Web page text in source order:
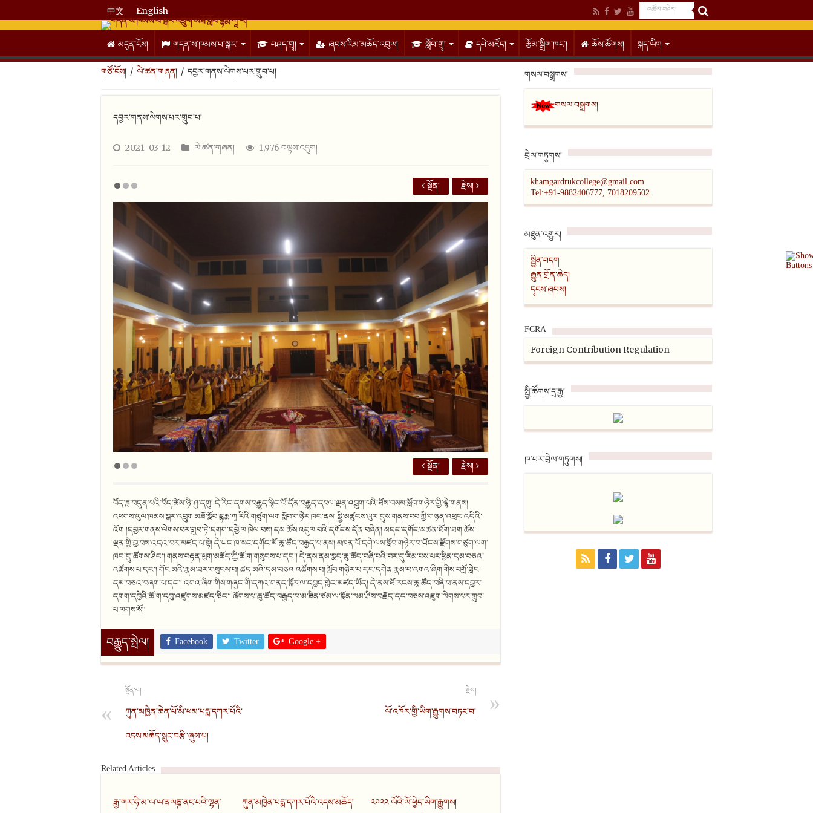
中文 English
མདུན་ངོས། གདན་ས་ཁམས་པ་སྒར། བཤད་གྲྭ། ཞབས་རིམ་མཆོད་འབུལ། སློབ་གྲྭ། དཔེ་མཛོད། རྩོམ་སྒྲིག་ཁང་། ཆོས་ཚོགས། སྐད་ཡིག
གཙོ་ངོས། / ལེ་ཚན་གཞན། / དབྱར་གནས་ལེགས་པར་གྲུབ་པ།
དབྱར་གནས་ལེགས་པར་གྲུབ་པ།
2021-03-12 ལེ་ཚན་གཞན། 1,976 བལྟས་འདུག།
རྗེས།
སྔོན།
རྗེས།
སྔོན།
བོད་ཟླ་བདུན་པའི་བོད་ཚེས་ཉི་ཤུ་དགུ། དེ་རིང་དྭགས་བརྒྱུད་སྙིང་པོ་དོན་བརྒྱུད་དཔལ་ལྡན་འབྲུག་པའི་ཐོས་བསམ་སློབ་གཉེར་གྱི་ལྟེ་གནས།
འཕགས་ཡུལ་ཁམས་སྒར་འབྲུག་མཐོ་སློབ་དྷརྨ་ཀཱ་རིའི་གཙུག་ལག་སློབ་གཉེེར་ཁང་ནས། སྤྱི་མཚུངས་ཡུལ་དུས་གནས་བབ་ཀྱི་གཉན་འཕྲང་འདིའི་
འོག །དབྱར་གནས་ལེགས་པར་གྲུབ་ཏེ་དགག་དབྱེ་ལ་ཁེལ་བས། དམ་ཆོས་འདུལ་བའི་དགོངས་དོན་བཞིན། མདང་དགོང་མཚན་ཐོག་ཐག་ཆོས་
ལྡན་གྱི་བྱ་བས་འདའ་བར་མཛད་པ་སྟེ། དེ་ཡང་ཁ་སང་དགོང་མོ་ཆུ་ཚོད་བརྒྱད་པ་ནས། མཁན་པོ་དགེ་ལས་སློབ་གཉེར་བ་ཡོངས་རྫོགས་གཙུག་ལག་
ཁང་དུ་ཚོགས་ཤིང་། གནས་བརྟན་ཕྱག་མཆོད་ཀྱི་ཆོ་ག་གསུངས་པ་དང་། དེ་ནས་ནམ་སྨད་ཆུ་ཚོད་བཞི་པའི་བར་དུ་རིམ་པས་ཕར་ཕྱིན་དམ་བཅའ་
འཚོགས་པ་དང་། གོང་མའི་རྣམ་ཐར་གསུངས་པ། ཚད་མའི་དམ་བཅའ་འཚོགས་པ། སློབ་གཉེར་པ་དང་དགེན་རྣམ་པ་འགའ་ཞིག་གིས་བགྲོ་གླེང་
དམ་བཅའ་བཞག་པ་དང་། འགའ་ཞིག་གིས་གཞུང་གི་དཀའ་གནད་སྐོར་ལ་དཔྱད་གླེང་མཛད་ཡོད། དེ་ནས་ཐོ་རངས་ཆུ་ཚོད་བཞི་པ་ནས་དབྱར་
དགག་དབྱེའི་ཆོ་ག་དབུ་འཛུགས་མཛད་ཅིང་། ཞོགས་པ་ཆུ་ཚོད་བརྒྱད་པ་མ་ཟིན་ཙམ་ལ་སྨོན་ལམ་ཤིས་བརྗོད་དང་བཅས་འཇུག་ལེགས་པར་གྲུབ་
པ་ལགས་སོ།།
བརྒྱུད་སྤེལ། Facebook Twitter Google +
སྔོན་མ།
ཀུན་མཁྱེན་ཆེན་པོ་མི་ཕམ་པདྨ་དཀར་པོའི་
འདས་མཆོད་སྲུང་བརྩི་ཞུས་པ།
རྗེས།
ལོ་འཁོར་གྱི་ཡིག་རྒྱུགས་བཏང་བ།
Related Articles
རྒྱ་གར་ཧི་མ་ལ་ཡ་ནལཎྜ་ནང་པའི་ལྷན་ ཀུན་མཁྱེན་པདྨ་དཀར་པོའི་འདས་མཆོད། ༢༠༢༢ ལོའི་ལོ་ཕྱེད་ཡིག་རྒྱུགས།
གསལ་བསྒྲགས།
གསལ་བསྒྲགས།
བྲེལ་གཏུགས།
khamgardrukcollege@gmail.com
Tel:+91-9882406777, 7018209502
མཐུན་འགྱུར།
སྦྱིན་བདག
རྒྱུན་གྲོན་ཆེད།
དྭངས་ཞབས།
FCRA
Foreign Contribution Regulation
སྤྱི་ཚོགས་དྲ་རྒྱ།
ཁ་པར་བྲེལ་གཏུགས།